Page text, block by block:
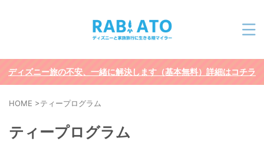
ディズニー旅の不安、一緒に解決します（基本無料）詳細はコチラ
HOME >ティープログラム
ティープログラム